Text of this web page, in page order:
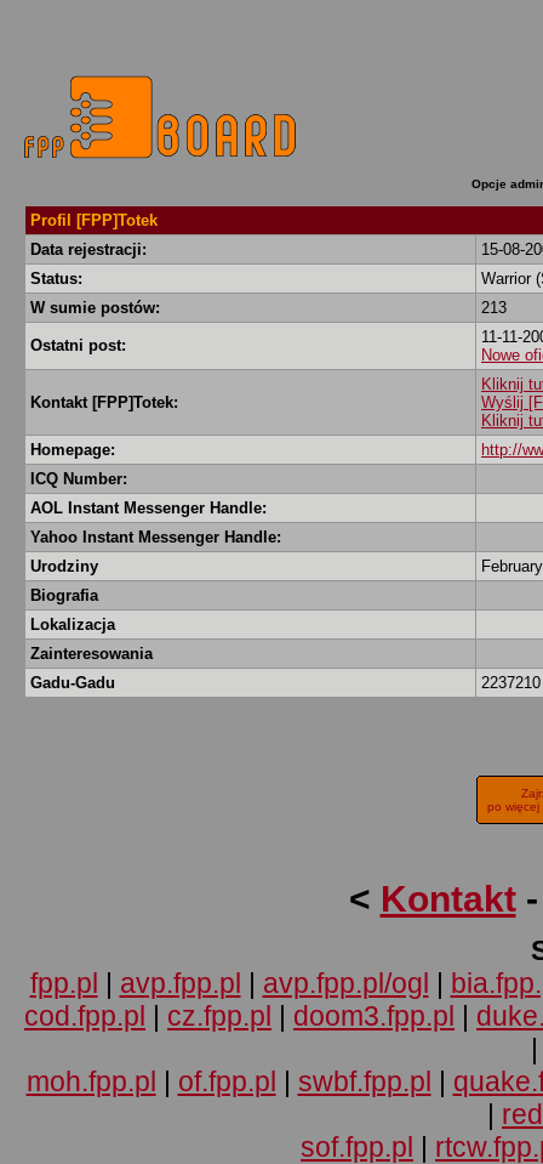
Opcje
Profil [FPP]Totek
Data rejestracji:
15-08-
Status:
Warrior
W sumie postów:
213
Ostatni post:
11-11-
Nowe
Kontakt [FPP]Totek:
Kliknij
Wyślij
Kliknij
Homepage:
http://
ICQ Number:
AOL Instant Messenger Handle:
Yahoo Instant Messenger Handle:
Urodziny
Biografia
Lokalizacja
Zainteresowania
Gadu-Gadu
po więcej
< Kontakt
fpp.pl | avp.fpp.pl | avp.fpp.pl/ogl |
cod.fpp.pl | cz.fpp.pl | doom3.fpp.pl |
moh.fpp.pl | of.fpp.pl | swbf.fpp.pl |
|
sof.fpp.pl |